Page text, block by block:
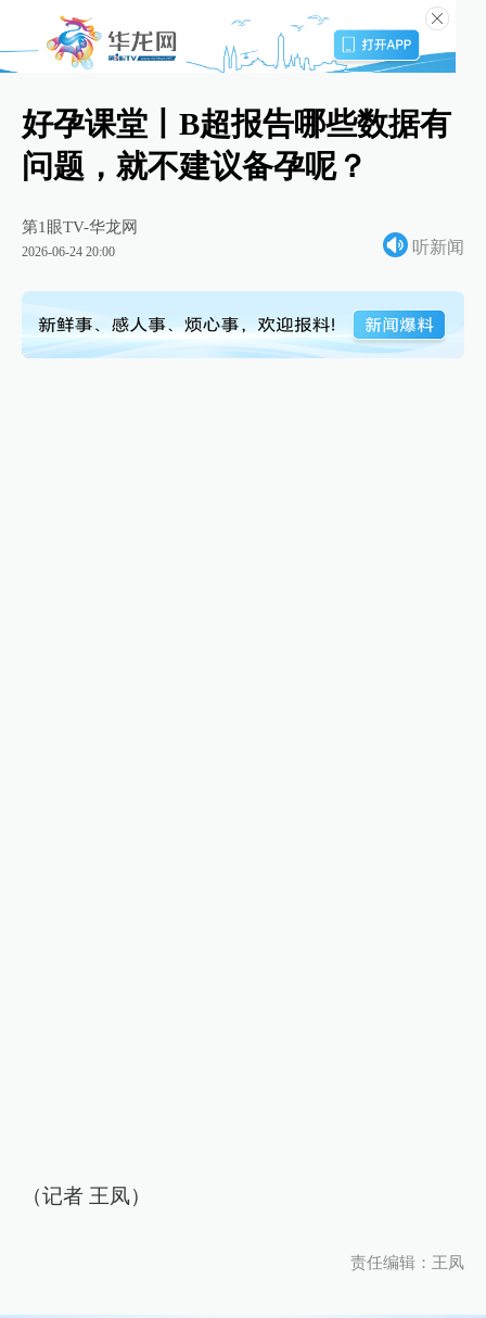
好孕课堂丨B超报告哪些数据有
问题，就不建议备孕呢？
第1眼TV-华龙网
2026-06-24 20:00 听新闻
（记者 王凤）
责任编辑：王凤